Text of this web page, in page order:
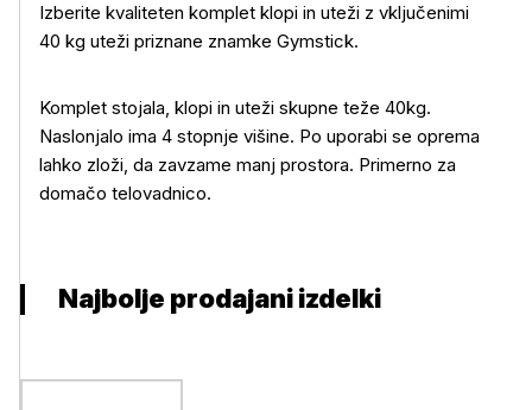
Več o izdelku
Izberite kvaliteten komplet klopi in uteži z vključenimi
40 kg uteži priznane znamke Gymstick.
Komplet stojala, klopi in uteži skupne teže 40kg.
Naslonjalo ima 4 stopnje višine. Po uporabi se oprema
lahko zloži, da zavzame manj prostora. Primerno za
domačo telovadnico.
Najbolje prodajani izdelki